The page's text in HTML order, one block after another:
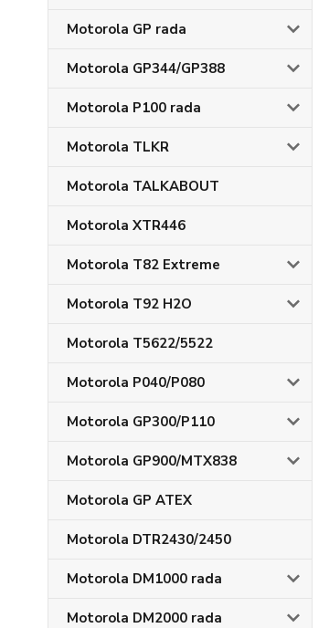
Motorola GP rada
Motorola GP344/GP388
Motorola P100 rada
Motorola TLKR
Motorola TALKABOUT
Motorola XTR446
Motorola T82 Extreme
Motorola T92 H2O
Motorola T5622/5522
Motorola P040/P080
Motorola GP300/P110
Motorola GP900/MTX838
Motorola GP ATEX
Motorola DTR2430/2450
Motorola DM1000 rada
Motorola DM2000 rada